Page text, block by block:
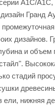
A1C/A1C,
Гранд
дизайнов.
и объем
стадий
нижняя